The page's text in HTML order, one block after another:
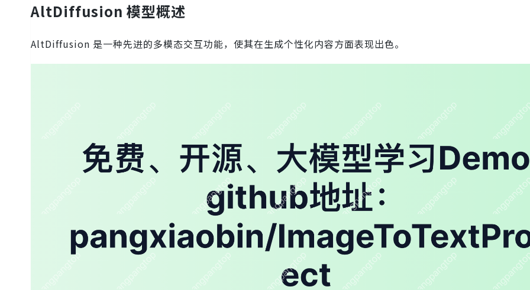
AltDiffusion 模型概述
AltDiffusion 是一种先进的多模态交互功能，使其在生成个性化内容方面表现出色。